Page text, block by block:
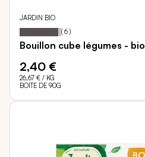
JARDIN BIO
Notation: 93
% of
( 6 )
Bouillon cube légumes - bio
2,40 €
26,67 € / KG
BOITE DE 90G